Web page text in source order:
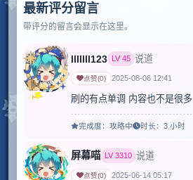
最新评分留言
带评分的留言会显示在这里。
lllllll123 LV45 说道
点赞(0) 2025-08-06 12:41
刷的有点单调 内容也不是很多
完成度：攻略中 时长： 3 小时
屏幕喵 LV3310 说道
点赞(0) 2025-06-14 05:17